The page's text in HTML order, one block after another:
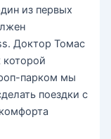
из первых
Доктор Томас
которой
парком мы
поездки с